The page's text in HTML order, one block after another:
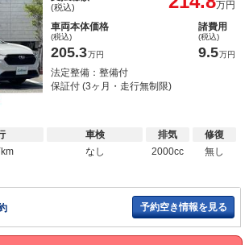
(税込)
万円
車両本体価格
(税込)
205.3万円
諸費用
(税込)
9.5万円
法定整備：整備付
保証付 (3ヶ月・走行無制限)
車検
なし
排気
2000cc
修復
無し
予約空き情報を見る